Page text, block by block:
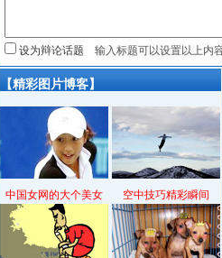
设为辩论话题
【精彩图片博客】
中国女网的大个美女 空中技巧精彩瞬间